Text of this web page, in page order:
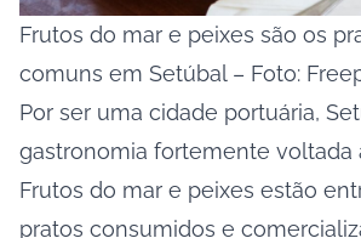
Frutos do mar e peixes são os
comuns em Setúbal – Foto:
Por ser uma cidade portuária,
gastronomia fortemente voltada
Frutos do mar e peixes estão
pratos consumidos e